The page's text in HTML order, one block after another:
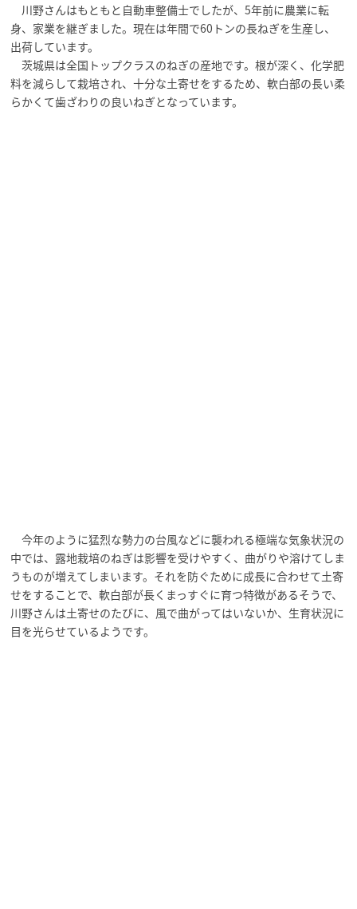
川野さんはもともと自動車整備士でしたが、5年前に農業に転
身、家業を継ぎました。現在は年間で60トンの長ねぎを生産し、
出荷しています。
茨城県は全国トップクラスのねぎの産地です。根が深く、化学肥
料を減らして栽培され、十分な土寄せをするため、軟白部の長い柔
らかくて歯ざわりの良いねぎとなっています。
今年のように猛烈な勢力の台風などに襲われる極端な気象状況の
中では、露地栽培のねぎは影響を受けやすく、曲がりや溶けてしま
うものが増えてしまいます。それを防ぐために成長に合わせて土寄
せをすることで、軟白部が長くまっすぐに育つ特徴があるそうで、
川野さんは土寄せのたびに、風で曲がってはいないか、生育状況に
目を光らせているようです。